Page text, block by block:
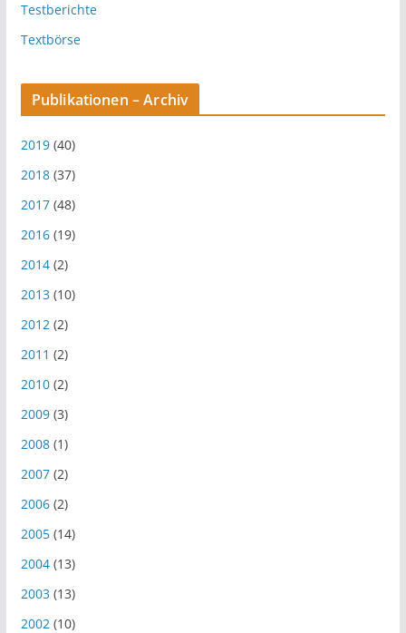
Testberichte
Textbörse
Publikationen – Archiv
2019(40)
2018(37)
2017(48)
2016(19)
2014(2)
2013 (10)
2012(2)
2011 (2)
2010(2)
2009(3)
2008(1)
2007(2)
2006(2)
2005(14)
2004(13)
2003 (13)
2002(10)